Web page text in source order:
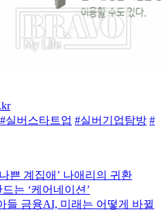
#실버스타트업 #실버기업탐방 #
쁜 계집애’ 나애리의 귀환
는 ‘케어네이션’
들 금융AI, 미래는 어떻게 바뀔